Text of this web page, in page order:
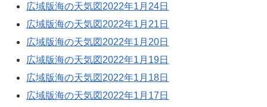
広域版海の天気図2022年1月24日
広域版海の天気図2022年1月21日
広域版海の天気図2022年1月20日
広域版海の天気図2022年1月19日
広域版海の天気図2022年1月18日
広域版海の天気図2022年1月17日